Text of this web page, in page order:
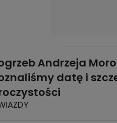
Andrzeja
datę i